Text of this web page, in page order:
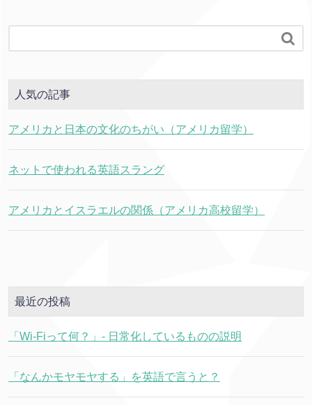

人気の記事
アメリカと日本の文化のちがい（アメリカ留学）
ネットで使われる英語スラング
アメリカとイスラエルの関係（アメリカ高校留学）
最近の投稿
「Wi-Fiって何？」- 日常化しているものの説明
「なんかモヤモヤする」を英語で言うと？